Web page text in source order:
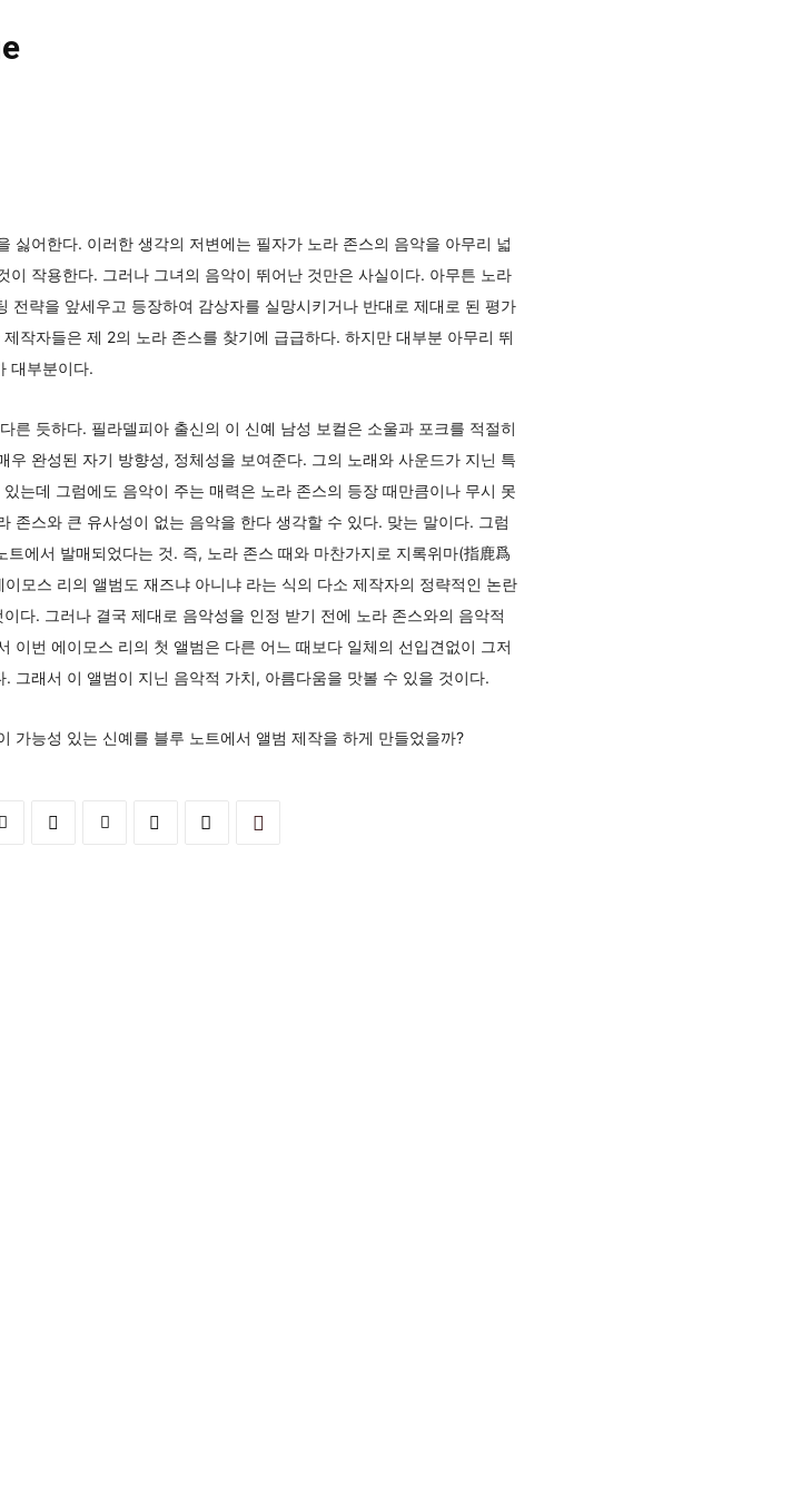
싫어한다. 이러한 생각의 저변에는 필자가 노라 존스의 음악을 아무리 넓
작용한다. 그러나 그녀의 음악이 뛰어난 것만은 사실이다. 아무튼 노라
전략을 앞세우고 등장하여 감상자를 실망시키거나 반대로 제대로 된 평가
작자들은 제 2의 노라 존스를 찾기에 급급하다. 하지만 대부분 아무리 뛰
대부분이다.
른 듯하다. 필라델피아 출신의 이 신예 남성 보컬은 소울과 포크를 적절히
완성된 자기 방향성, 정체성을 보여준다. 그의 노래와 사운드가 지닌 특
는데 그럼에도 음악이 주는 매력은 노라 존스의 등장 때만큼이나 무시 못
존스와 큰 유사성이 없는 음악을 한다 생각할 수 있다. 맞는 말이다. 그럼
에서 발매되었다는 것. 즉, 노라 존스 때와 마찬가지로 지록위마(指鹿爲
모스 리의 앨범도 재즈냐 아니냐 라는 식의 다소 제작자의 정략적인 논란
다. 그러나 결국 제대로 음악성을 인정 받기 전에 노라 존스와의 음악적
이번 에이모스 리의 첫 앨범은 다른 어느 때보다 일체의 선입견없이 그저
그래서 이 앨범이 지닌 음악적 가치, 아름다움을 맛볼 수 있을 것이다.
가능성 있는 신예를 블루 노트에서 앨범 제작을 하게 만들었을까?